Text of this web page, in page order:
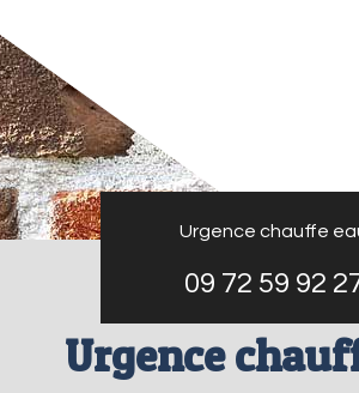
Urgence chauffe
09 72 59 92
Urgence